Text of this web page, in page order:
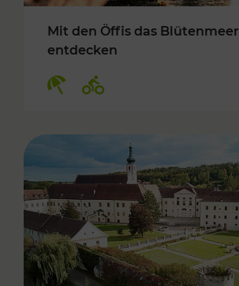
Mit den Öffis das Blütenmeer
entdecken